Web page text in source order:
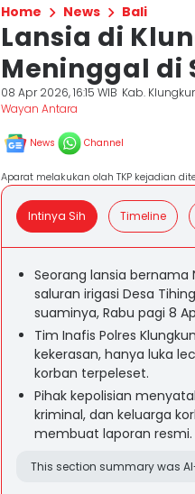
Home News Bali
Lansia di
Meninggal di
08 Apr 2026, 16:15 WIB Kab.
Wayan Antara
News Channel
Aparat melakukan olah TKP kejadian
Intinya Sih Timeline
Seorang lansia
saluran irigasi Desa
suaminya, Rabu pagi 8
Tim Inafis Polres
kekerasan, hanya luka
korban terpeleset.
Pihak kepolisian
kriminal, dan keluarga
membuat laporan resmi.
This section summary was